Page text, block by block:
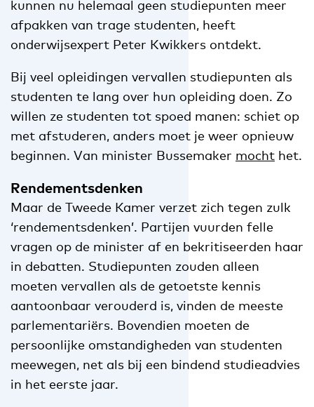
kunnen nu helemaal geen studiepunten meer
afpakken van trage studenten, heeft
onderwijsexpert Peter Kwikkers ontdekt.
Bij veel opleidingen vervallen studiepunten als
studenten te lang over hun opleiding doen. Zo
willen ze studenten tot spoed manen: schiet op
met afstuderen, anders moet je weer opnieuw
beginnen. Van minister Bussemaker mocht het.
Rendementsdenken
Maar de Tweede Kamer verzet zich tegen zulk
‘rendementsdenken’. Partijen vuurden felle
vragen op de minister af en bekritiseerden haar
in debatten. Studiepunten zouden alleen
moeten vervallen als de getoetste kennis
aantoonbaar verouderd is, vinden de meeste
parlementariërs. Bovendien moeten de
persoonlijke omstandigheden van studenten
meewegen, net als bij een bindend studieadvies
in het eerste jaar.